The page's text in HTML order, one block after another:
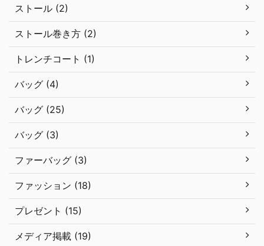
ストール (2)
ストール巻き方 (2)
トレンチコート (1)
バッグ (4)
バッグ (25)
バッグ (3)
ファーバッグ (3)
ファッション (18)
プレゼント (15)
メディア掲載 (19)